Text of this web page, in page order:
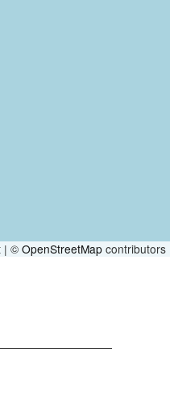
| © OpenStreetMap contributors